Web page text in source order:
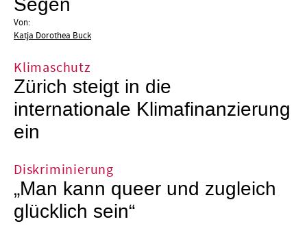
Von:
Katja Dorothea Buck
Klimaschutz
Zürich steigt in die
internationale Klimafinanzierung
ein
Diskriminierung
„Man kann queer und zugleich
glücklich sein“